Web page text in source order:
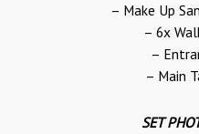
– Make Up
– 6x
–
– Main
SET